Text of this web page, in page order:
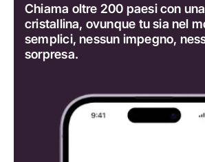
Chiama oltre 200 paesi con
cristallina, ovunque tu sia nel
semplici, nessun impegno,
sorpresa.